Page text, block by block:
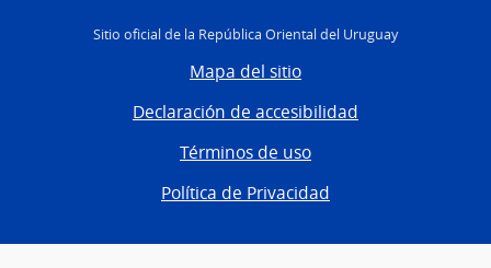
Sitio oficial de la República Oriental del Uruguay
Mapa del sitio
Declaración de accesibilidad
Términos de uso
Política de Privacidad